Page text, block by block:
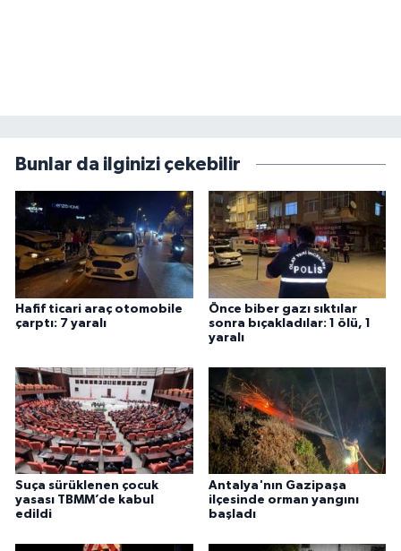
Bunlar da ilginizi çekebilir
Hafif ticari araç otomobile
çarptı: 7 yaralı
Önce biber gazı sıktılar
sonra bıçakladılar: 1 ölü, 1
yaralı
Suça sürüklenen çocuk
yasası TBMM’de kabul
edildi
Antalya'nın Gazipaşa
ilçesinde orman yangını
başladı